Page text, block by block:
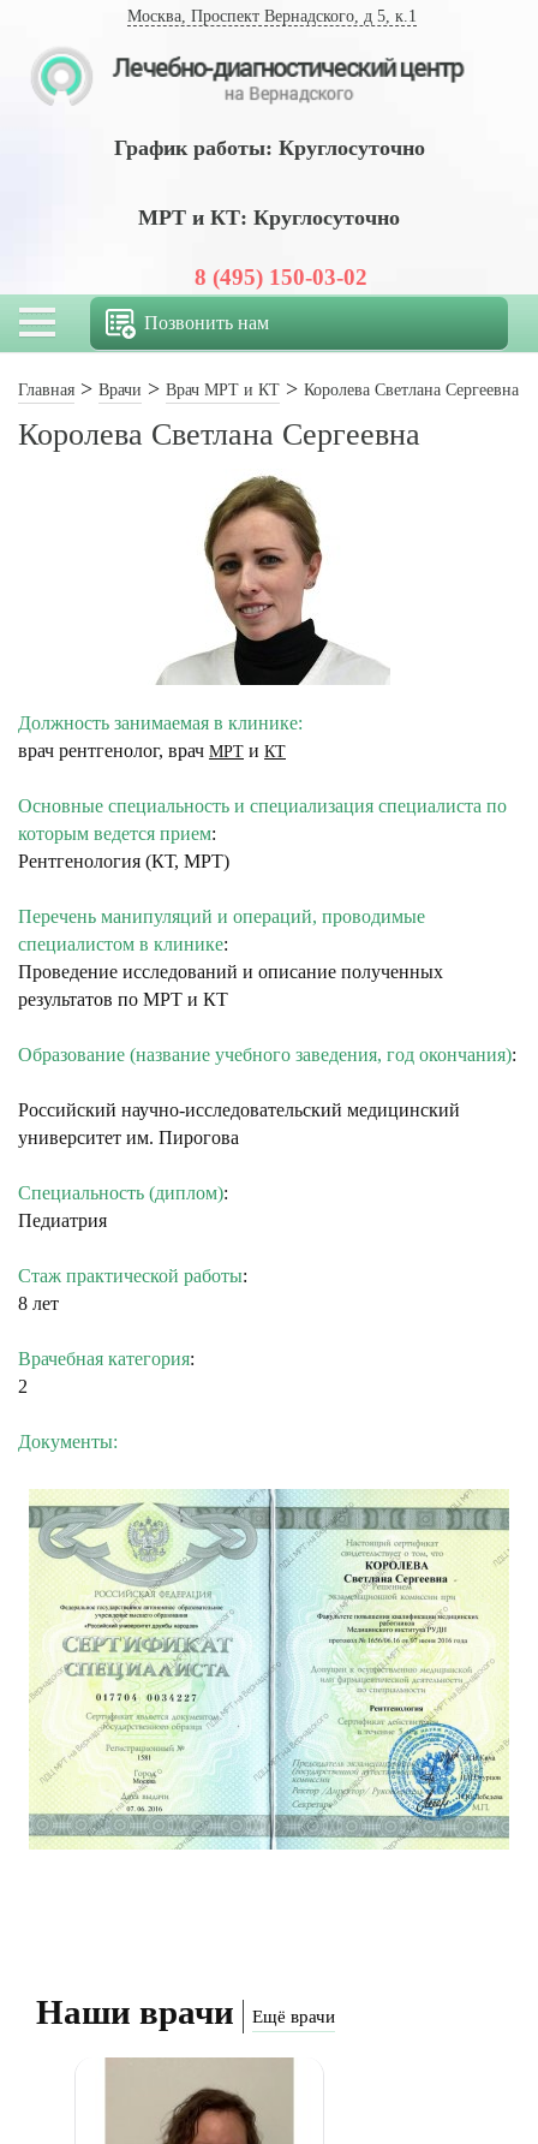
Москва, Проспект Вернадского, д 5, к.1
График работы: Круглосуточно
МРТ и КТ: Круглосуточно
8 (495) 150-03-02
Позвонить нам
Главная Врачи Врач МРТ и КТ Королева Светлана Сергеевна
Королева Светлана Сергеевна
Должность занимаемая в клинике:
врач рентгенолог, врач МРТ и КТ
Основные специальность и специализация специалиста по
которым ведется прием:
Рентгенология (КТ, МРТ)
Перечень манипуляций и операций, проводимые
специалистом в клинике:
Проведение исследований и описание полученных
результатов по МРТ и КТ
Образование (название учебного заведения, год окончания):
Российский научно-исследовательский медицинский
университет им. Пирогова
Специальность (диплом):
Педиатрия
Стаж практической работы:
8 лет
Врачебная категория:
2
Документы:
Наши врачи Ещё врачи